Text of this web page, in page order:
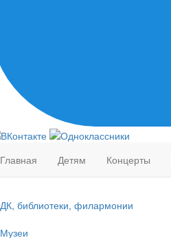
Главная Детям Концерты
ДК, библиотеки, филармонии
Музеи